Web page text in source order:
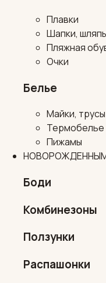
Плавки
Шапки,
Пляжная
Очки
Белье
Майки, трусы
Термобелье
Пижамы
Боди
Комбинезоны
Ползунки
Распашонки